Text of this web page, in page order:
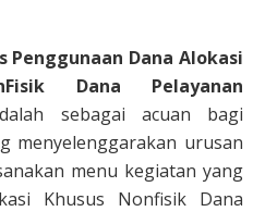
Penggunaan Dana Alokasi
Dana Pelayanan
sebagai acuan bagi
menyelenggarakan urusan
menu kegiatan yang
Khusus Nonfisik Dana